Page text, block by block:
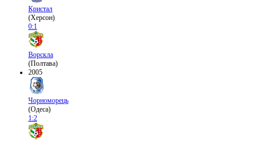
Кристал
(Херсон)
0:1
Ворскла
(Полтава)
2005
Чорноморець
(Одеса)
1:2